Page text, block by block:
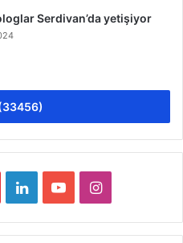
Serdivan’da yetişiyor
LinkedInYouTubeInstagram